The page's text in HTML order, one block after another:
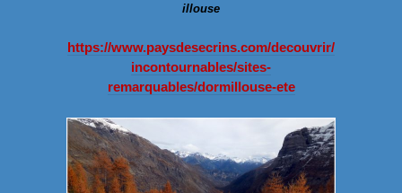
illouse
https://www.paysdesecrins.com/decouvrir/
incontournables/sites-
remarquables/dormillouse-ete